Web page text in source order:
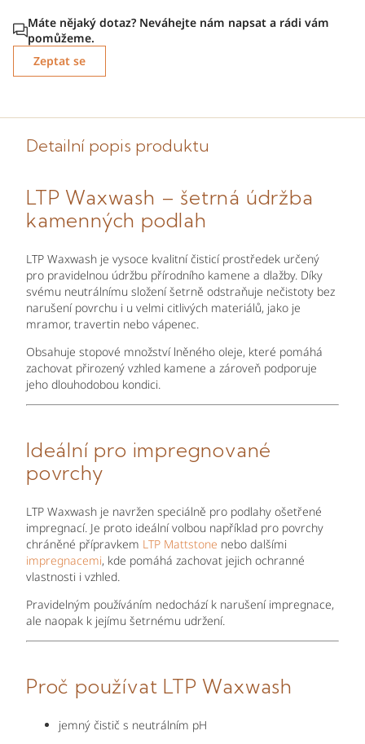
Zeptat se
Detailní popis produktu
LTP Waxwash – šetrná údržba
kamenných podlah
LTP Waxwash je vysoce kvalitní čisticí prostředek určený
pro pravidelnou údržbu přírodního kamene a dlažby. Díky
svému neutrálnímu složení šetrně odstraňuje nečistoty bez
narušení povrchu i u velmi citlivých materiálů, jako je
mramor, travertin nebo vápenec.
Obsahuje stopové množství lněného oleje, které pomáhá
zachovat přirozený vzhled kamene a zároveň podporuje
jeho dlouhodobou kondici.
Ideální pro impregnované
povrchy
LTP Waxwash je navržen speciálně pro podlahy ošetřené
impregnací. Je proto ideální volbou například pro povrchy
chráněné přípravkem LTP Mattstone nebo dalšími
impregnacemi, kde pomáhá zachovat jejich ochranné
vlastnosti i vzhled.
Pravidelným používáním nedochází k narušení impregnace,
ale naopak k jejímu šetrnému udržení.
Proč používat LTP Waxwash
jemný čistič s neutrálním pH